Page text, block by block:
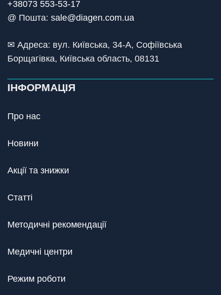
+38073 553-53-17
@ Пошта: sale@diagen.com.ua
✉ Адреса: вул. Київська, 34-А, Софіївська
Борщагівка, Київська область, 08131
ІНФОРМАЦІЯ
Про нас
Новини
Акції та знижки
Статті
Методичні рекомендації
Медичні центри
Режим роботи